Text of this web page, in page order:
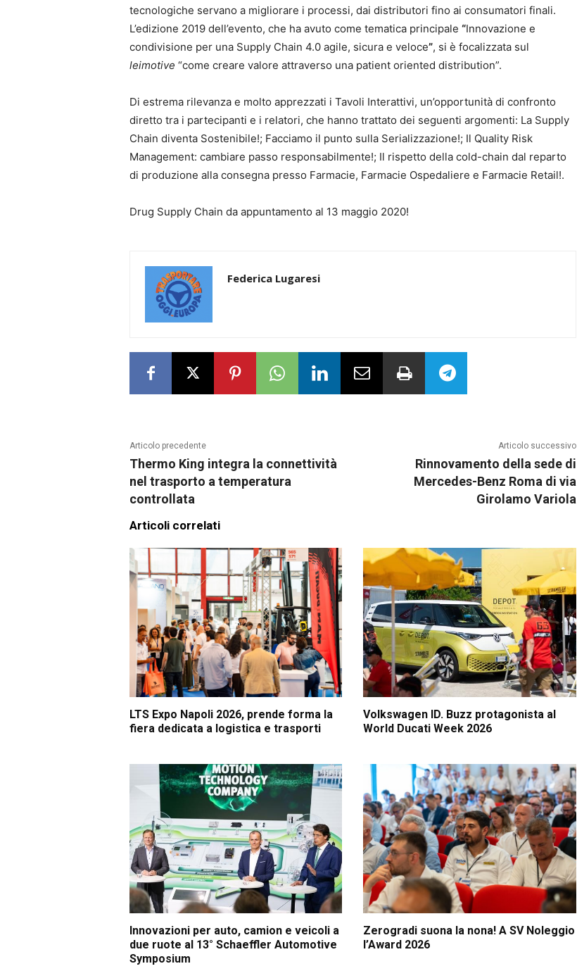
tecnologiche servano a migliorare i processi, dai distributori fino ai consumatori finali.
L’edizione 2019 dell’evento, che ha avuto come tematica principale “Innovazione e
condivisione per una Supply Chain 4.0 agile, sicura e veloce”, si è focalizzata sul
leimotive “come creare valore attraverso una patient oriented distribution”.
Di estrema rilevanza e molto apprezzati i Tavoli Interattivi, un’opportunità di confronto
diretto tra i partecipanti e i relatori, che hanno trattato dei seguenti argomenti: La Supply
Chain diventa Sostenibile!; Facciamo il punto sulla Serializzazione!; Il Quality Risk
Management: cambiare passo responsabilmente!; Il rispetto della cold-chain dal reparto
di produzione alla consegna presso Farmacie, Farmacie Ospedaliere e Farmacie Retail!.
Drug Supply Chain da appuntamento al 13 maggio 2020!
Federica Lugaresi
Articolo precedente
Thermo King integra la connettività
nel trasporto a temperatura
controllata
Articolo successivo
Rinnovamento della sede di
Mercedes-Benz Roma di via
Girolamo Variola
Articoli correlati
LTS Expo Napoli 2026, prende forma la
fiera dedicata a logistica e trasporti
Volkswagen ID. Buzz protagonista al
World Ducati Week 2026
Innovazioni per auto, camion e veicoli a
due ruote al 13° Schaeffler Automotive
Symposium
Zerogradi suona la nona! A SV Noleggio
l’Award 2026